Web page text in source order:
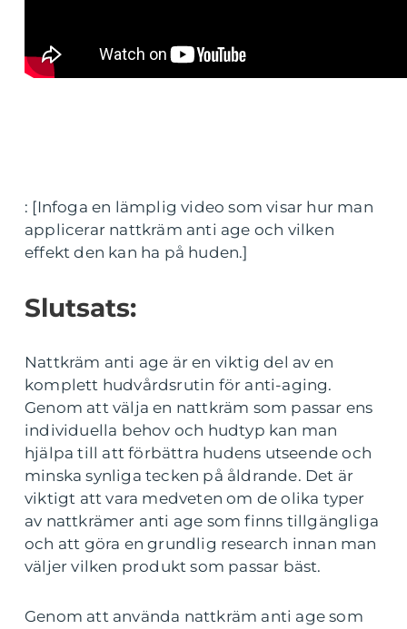
: [Infoga en lämplig video som visar hur man
applicerar nattkräm anti age och vilken
effekt den kan ha på huden.]
Slutsats:
Nattkräm anti age är en viktig del av en
komplett hudvårdsrutin för anti-aging.
Genom att välja en nattkräm som passar ens
individuella behov och hudtyp kan man
hjälpa till att förbättra hudens utseende och
minska synliga tecken på åldrande. Det är
viktigt att vara medveten om de olika typer
av nattkrämer anti age som finns tillgängliga
och att göra en grundlig research innan man
väljer vilken produkt som passar bäst.
Genom att använda nattkräm anti age som